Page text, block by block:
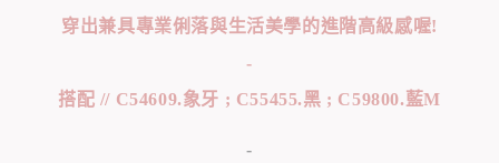
穿出兼具專業俐落與生活美學的進階高級感喔!
-
搭配 // C54609.象牙 ; C55455.黑 ; C59800.藍M
-